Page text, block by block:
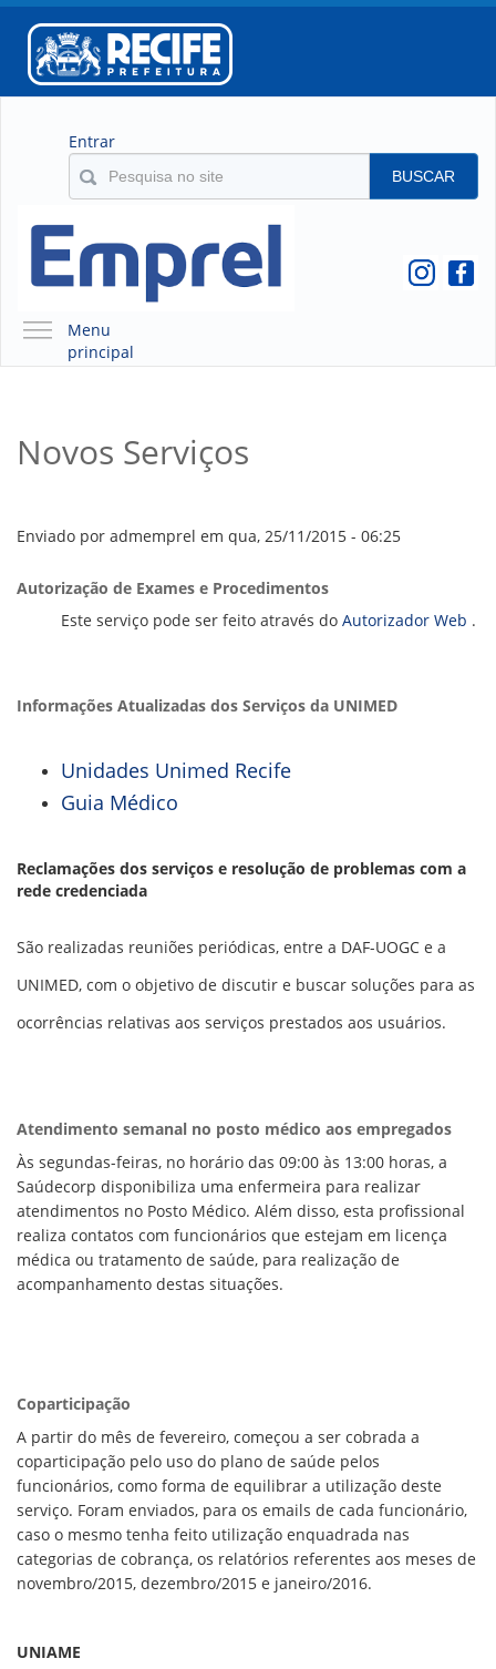
Entrar
BUSCAR
Menu
principal
O QUE É A EMPREL
CONSELHOS
GESTORES
GOVERNANÇA
COMPRAS
LICITAÇÕES
ATAS DE REGISTRO DE PREÇOS
REGULAMENTO INTERNO DE LICITAÇÕES E
GESTÃO DE PESSOAS
PLR
CONSULTA MEUS RECURSOS PLR
CONSULTA TODOS RECURSOS PLR
CONSULTA QUESTIONAMENTO / ESCLARECIMENTO
DESEMPENHO DOS EMPREGADOS DA EMPREL
CAPACITAÇÃO
EVENTOS DA EMPREL
PPP - PERFIL PROFISSIOGRÁFICO
PREVIDENCIÁRIO
PROGRAMA QUALIDADE DE VIDA
PROGRAMA DE ESTAGIÁRIO
GESTÃO DA INFORMAÇÃO
BOLETIM INFORMATIVO
BPM-DAF
ORIENTAÇÕES TÉCNICAS
SEGURANÇA DA INFORMAÇÃO
RISI - FAQ (PERGUNTAS FREQUENTES)
CATÁLOGO DE SERVIÇOS DE TIC
PARECERES TÉCNICOS
Novos Serviços
Enviado por admemprel em qua, 25/11/2015 - 06:25
Autorização de Exames e Procedimentos
Este serviço pode ser feito através do Autorizador Web .
Informações Atualizadas dos Serviços da UNIMED
Unidades Unimed Recife
Guia Médico
Reclamações dos serviços e resolução de problemas com a
rede credenciada
São realizadas reuniões periódicas, entre a DAF-UOGC e a
UNIMED, com o objetivo de discutir e buscar soluções para as
ocorrências relativas aos serviços prestados aos usuários.
Atendimento semanal no posto médico aos empregados
Às segundas-feiras, no horário das 09:00 às 13:00 horas, a
Saúdecorp disponibiliza uma enfermeira para realizar
atendimentos no Posto Médico. Além disso, esta profissional
realiza contatos com funcionários que estejam em licença
médica ou tratamento de saúde, para realização de
acompanhamento destas situações.
Coparticipação
A partir do mês de fevereiro, começou a ser cobrada a
coparticipação pelo uso do plano de saúde pelos
funcionários, como forma de equilibrar a utilização deste
serviço. Foram enviados, para os emails de cada funcionário,
caso o mesmo tenha feito utilização enquadrada nas
categorias de cobrança, os relatórios referentes aos meses de
novembro/2015, dezembro/2015 e janeiro/2016.
UNIAME